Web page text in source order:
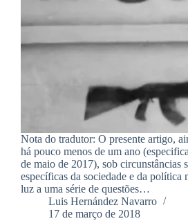
Nota do tradutor: O presente artigo,
há pouco menos de um ano
de maio de 2017), sob circunstâncias
específicas da sociedade e da política
luz a uma série de questões…
Luis Hernández Navarro
17 de março de 2018